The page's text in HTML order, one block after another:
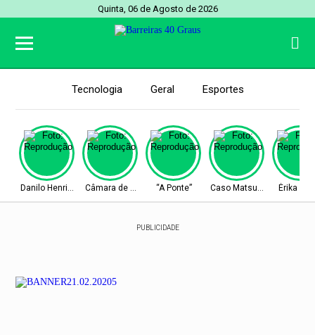
Quinta, 06 de Agosto de 2026
Tecnologia Geral Esportes
Entretenimento Política Mortes
Economia Polícia Cidades Brasil
Danilo Henrique Câmara de Barreiras“A Ponte” Caso Matsunaga Érika
PUBLICIDADE